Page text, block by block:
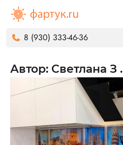
8 (930) 333-46-36
Автор: Светлана З .